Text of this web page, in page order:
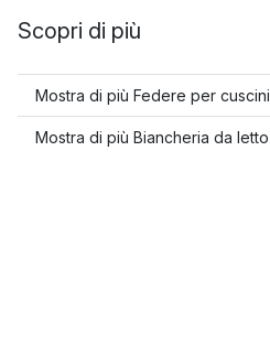
Scopri di più
Mostra di più Federe per cuscini
Mostra di più Biancheria da letto